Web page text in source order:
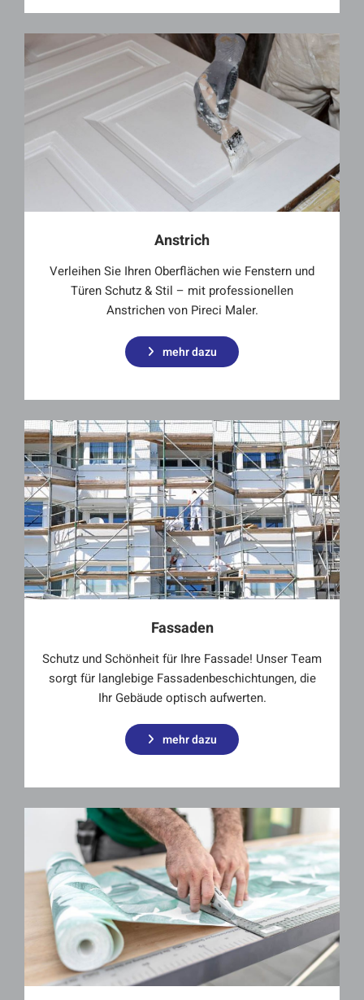
Anstrich
Verleihen Sie Ihren Oberflächen wie Fenstern und
Türen Schutz & Stil – mit professionellen
Anstrichen von Pireci Maler.
mehr dazu
Fassaden
Schutz und Schönheit für Ihre Fassade! Unser Team
sorgt für langlebige Fassadenbeschichtungen, die
Ihr Gebäude optisch aufwerten.
mehr dazu